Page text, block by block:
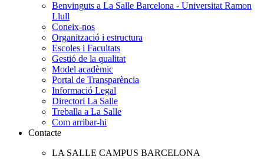
Benvinguts a La Salle Barcelona - Universitat Ramon
Llull
Coneix-nos
Organització i estructura
Escoles i Facultats
Gestió de la qualitat
Model acadèmic
Portal de Transparència
Informació Legal
Directori La Salle
Treballa a La Salle
Com arribar-hi
Contacte
LA SALLE CAMPUS BARCELONA